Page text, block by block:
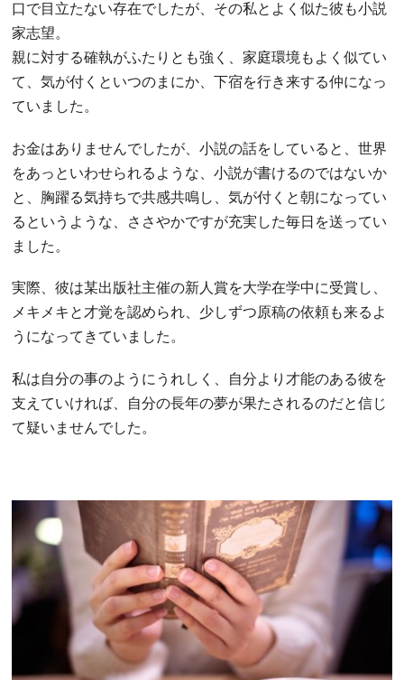
口で目立たない存在でしたが、その私とよく似た彼も小説
家志望。
親に対する確執がふたりとも強く、家庭環境もよく似てい
て、気が付くといつのまにか、下宿を行き来する仲になっ
ていました。
お金はありませんでしたが、小説の話をしていると、世界
をあっといわせられるような、小説が書けるのではないか
と、胸躍る気持ちで共感共鳴し、気が付くと朝になってい
るというような、ささやかですが充実した毎日を送ってい
ました。
実際、彼は某出版社主催の新人賞を大学在学中に受賞し、
メキメキと才覚を認められ、少しずつ原稿の依頼も来るよ
うになってきていました。
私は自分の事のようにうれしく、自分より才能のある彼を
支えていければ、自分の長年の夢が果たされるのだと信じ
て疑いませんでした。